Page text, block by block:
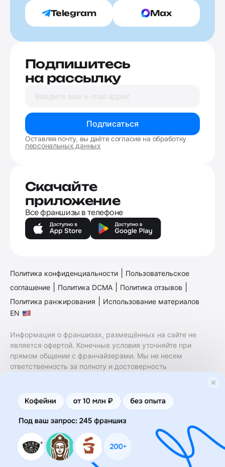
Telegram Max
Подпишитесь
на рассылку
Подписаться
Оставляя почту, вы даёте согласие на обработку
персональных данных
Скачайте
приложение
Все франшизы в телефоне
Политика конфиденциальности
Пользовательское
соглашение
Политика DCMA Политика отзывов
Политика ранжирования
Использование материалов
EN
Информация о франшизах, размещённых на сайте не
является офертой. Конечные условия уточняйте при
прямом общении с франчайзерами. Мы не несем
ответственность за полноту и достоверность
финансовые услуги. Заключение договоров
коммерческой концессии (франчайзинга) осуществляется
правообладателями/их представителями. Бизнесменс.ру
не является посредником или представителем
правообладателя и не несет ответственность за условия
предоставления франшизы и действия лиц,
осуществленные на основании информации, имеющейся